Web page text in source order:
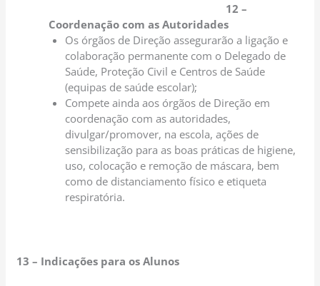
12 –
Coordenação com as Autoridades
Os órgãos de Direção assegurarão a ligação e
colaboração permanente com o Delegado de
Saúde, Proteção Civil e Centros de Saúde
(equipas de saúde escolar);
Compete ainda aos órgãos de Direção em
coordenação com as autoridades,
divulgar/promover, na escola, ações de
sensibilização para as boas práticas de higiene,
uso, colocação e remoção de máscara, bem
como de distanciamento físico e etiqueta
respiratória.
13 – Indicações para os Alunos